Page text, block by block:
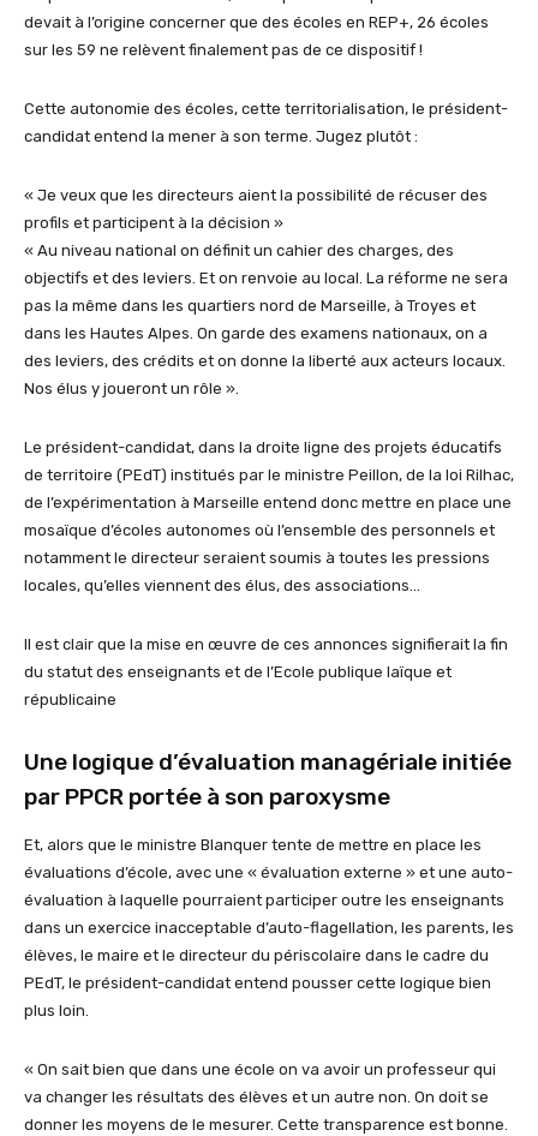
devait à l’origine concerner que des écoles en REP+, 26 écoles
sur les 59 ne relèvent finalement pas de ce dispositif !
Cette autonomie des écoles, cette territorialisation, le président-
candidat entend la mener à son terme. Jugez plutôt :
« Je veux que les directeurs aient la possibilité de récuser des
profils et participent à la décision »
« Au niveau national on définit un cahier des charges, des
objectifs et des leviers. Et on renvoie au local. La réforme ne sera
pas la même dans les quartiers nord de Marseille, à Troyes et
dans les Hautes Alpes. On garde des examens nationaux, on a
des leviers, des crédits et on donne la liberté aux acteurs locaux.
Nos élus y joueront un rôle ».
Le président-candidat, dans la droite ligne des projets éducatifs
de territoire (PEdT) institués par le ministre Peillon, de la loi Rilhac,
de l’expérimentation à Marseille entend donc mettre en place une
mosaïque d’écoles autonomes où l’ensemble des personnels et
notamment le directeur seraient soumis à toutes les pressions
locales, qu’elles viennent des élus, des associations…
Il est clair que la mise en œuvre de ces annonces signifierait la fin
du statut des enseignants et de l’Ecole publique laïque et
républicaine
Une logique d’évaluation managériale initiée
par PPCR portée à son paroxysme
Et, alors que le ministre Blanquer tente de mettre en place les
évaluations d’école, avec une « évaluation externe » et une auto-
évaluation à laquelle pourraient participer outre les enseignants
dans un exercice inacceptable d’auto-flagellation, les parents, les
élèves, le maire et le directeur du périscolaire dans le cadre du
PEdT, le président-candidat entend pousser cette logique bien
plus loin.
« On sait bien que dans une école on va avoir un professeur qui
va changer les résultats des élèves et un autre non. On doit se
donner les moyens de le mesurer. Cette transparence est bonne.